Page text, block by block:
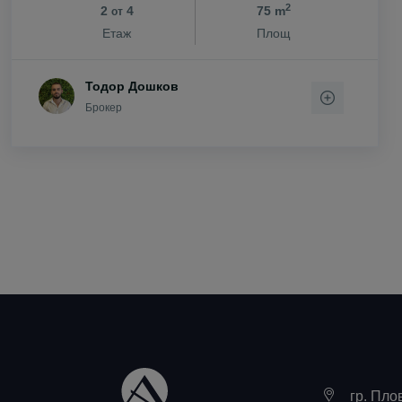
с. Черноземен
2 от4
Етаж
75 m2
Площ
Тодор Дошков
Брокер
гр.